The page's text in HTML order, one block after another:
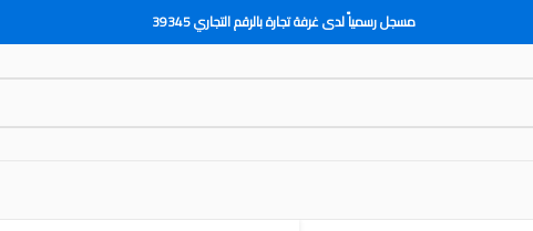
مسجل رسمياً لدى غرفة تجارة بالرقم التجاري 39345